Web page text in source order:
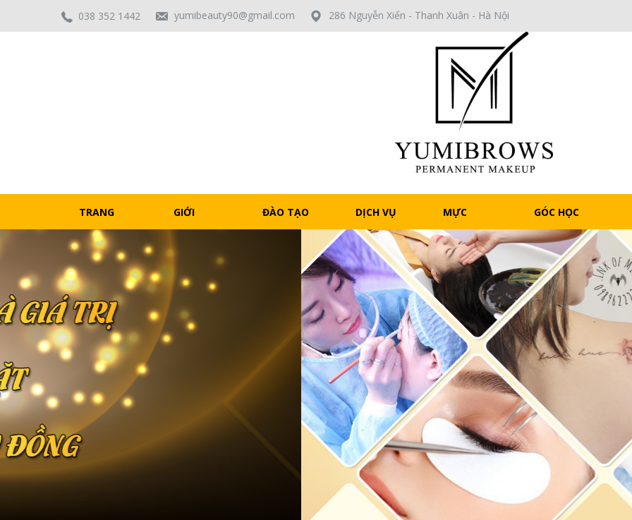
038 352 1442 yumibeauty90@gmail.com 286 Nguyễn Xiển - Thanh Xuân - Hà Nội
TRANG
CHỦ
GIỚI
THIỆU
ĐÀO TẠO DỊCH VỤ MỰC
LIGHT
GÓC HỌC
VIÊN